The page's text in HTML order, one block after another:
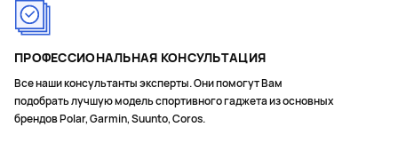
ПРОФЕССИОНАЛЬНАЯ КОНСУЛЬТАЦИЯ
Все наши консультанты эксперты. Они помогут Вам
подобрать лучшую модель спортивного гаджета из основных
брендов Polar, Garmin, Suunto, Coros.